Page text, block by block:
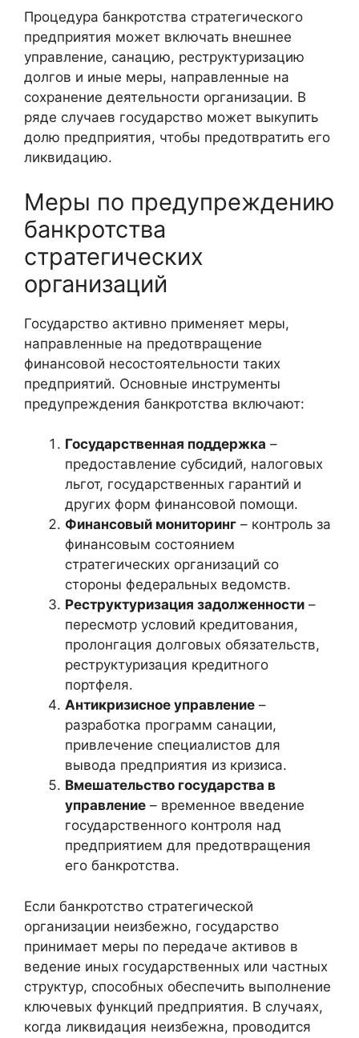
Процедура банкротства стратегического
предприятия может включать внешнее
управление, санацию, реструктуризацию
долгов и иные меры, направленные на
сохранение деятельности организации. В
ряде случаев государство может выкупить
долю предприятия, чтобы предотвратить его
ликвидацию.
Меры по предупреждению
банкротства
стратегических
организаций
Государство активно применяет меры,
направленные на предотвращение
финансовой несостоятельности таких
предприятий. Основные инструменты
предупреждения банкротства включают:
Государственная поддержка –
предоставление субсидий, налоговых
льгот, государственных гарантий и
других форм финансовой помощи.
Финансовый мониторинг – контроль за
финансовым состоянием
стратегических организаций со
стороны федеральных ведомств.
Реструктуризация задолженности –
пересмотр условий кредитования,
пролонгация долговых обязательств,
реструктуризация кредитного
портфеля.
Антикризисное управление –
разработка программ санации,
привлечение специалистов для
вывода предприятия из кризиса.
Вмешательство государства в
управление – временное введение
государственного контроля над
предприятием для предотвращения
его банкротства.
Если банкротство стратегической
организации неизбежно, государство
принимает меры по передаче активов в
ведение иных государственных или частных
структур, способных обеспечить выполнение
ключевых функций предприятия. В случаях,
когда ликвидация неизбежна, проводится